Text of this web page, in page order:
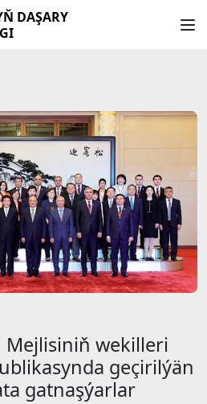
DAŞARY
wekilleri
geçirilýän
gatnaşýarlar